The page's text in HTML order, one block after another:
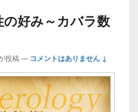
好み～カバラ数
投稿 — コメントはありません ↓